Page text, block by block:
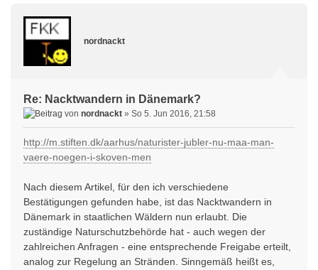
nordnackt
Re: Nacktwandern in Dänemark?
von nordnackt » So 5. Jun 2016, 21:58
http://m.stiften.dk/aarhus/naturister-jubler-nu-maa-man-
vaere-noegen-i-skoven-men
Nach diesem Artikel, für den ich verschiedene
Bestätigungen gefunden habe, ist das Nacktwandern in
Dänemark in staatlichen Wäldern nun erlaubt. Die
zuständige Naturschutzbehörde hat - auch wegen der
zahlreichen Anfragen - eine entsprechende Freigabe erteilt,
analog zur Regelung an Stränden. Sinngemäß heißt es,